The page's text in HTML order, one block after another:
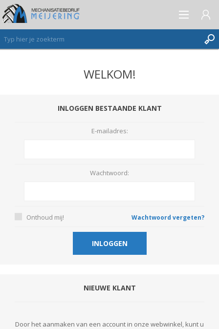
AANMELDEN ALS NIEUWE KLANT
VERLANGLIJST (0)
WELKOM!
INLOGGEN BESTAANDE KLANT
E-mailadres:
Wachtwoord:
Onthoud mij! Wachtwoord vergeten?
NIEUWE KLANT
Door het aanmaken van een account in onze webwinkel, kunt u